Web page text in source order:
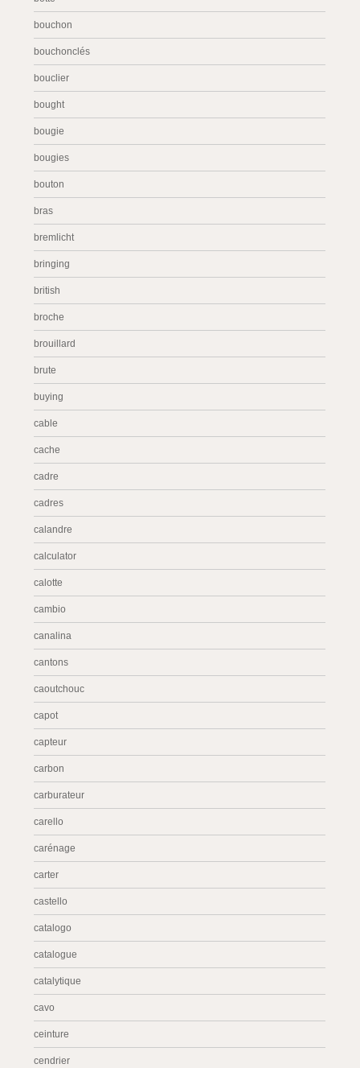
bouchon
bouchonclés
bouclier
bought
bougie
bougies
bouton
bras
bremlicht
bringing
british
broche
brouillard
brute
buying
cable
cache
cadre
cadres
calandre
calculator
calotte
cambio
canalina
cantons
caoutchouc
capot
capteur
carbon
carburateur
carello
carénage
carter
castello
catalogo
catalogue
catalytique
cavo
ceinture
cendrier